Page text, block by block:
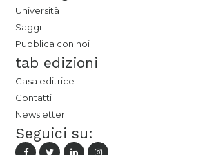
Università
Saggi
Pubblica con noi
tab edizioni
Casa editrice
Contatti
Newsletter
Seguici su: